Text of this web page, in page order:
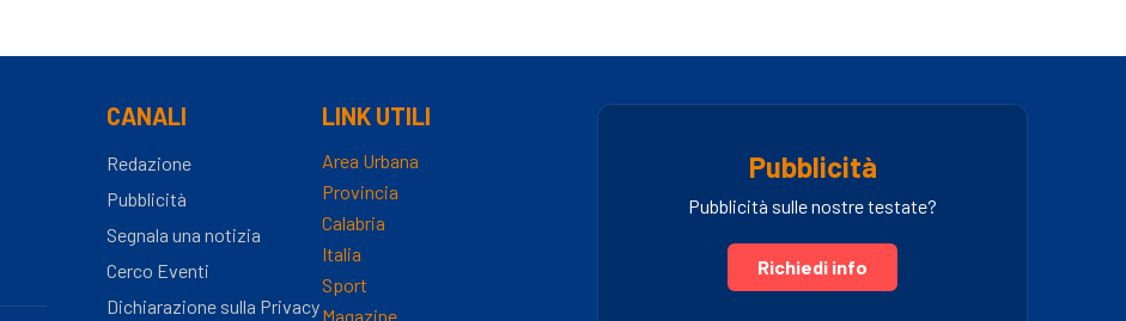
CANALI
Redazione
Pubblicità
Segnala una notizia
Cerco Eventi
Dichiarazione sulla Privacy
LINK UTILI
Area Urbana
Provincia
Calabria
Italia
Sport
Magazine
Pubblicità
Pubblicità sulle nostre testate?
Richiedi info